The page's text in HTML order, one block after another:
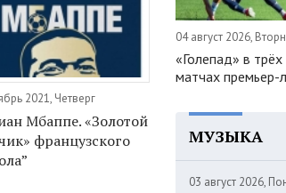
2021, Четверг
Мбаппе. «Золотой
французского
04 август 2026,
«Голепад» в
матчах премьер-
МУЗЫКА
03 август 2026,